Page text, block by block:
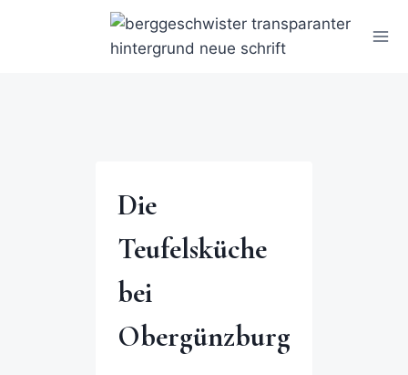
Die
Teufelsküche
bei
Obergünzburg